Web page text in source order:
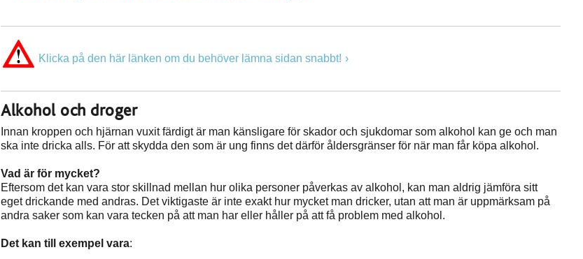
Klicka på den här länken om du behöver lämna sidan snabbt!
Alkohol och droger
Innan kroppen och hjärnan vuxit färdigt är man känsligare för skador och sjukdomar som alkohol kan ge och man
ska inte dricka alls. För att skydda den som är ung finns det därför åldersgränser för när man får köpa alkohol.
Vad är för mycket?
Eftersom det kan vara stor skillnad mellan hur olika personer påverkas av alkohol, kan man aldrig jämföra sitt
eget drickande med andras. Det viktigaste är inte exakt hur mycket man dricker, utan att man är uppmärksam på
andra saker som kan vara tecken på att man har eller håller på att få problem med alkohol.
Det kan till exempel vara: